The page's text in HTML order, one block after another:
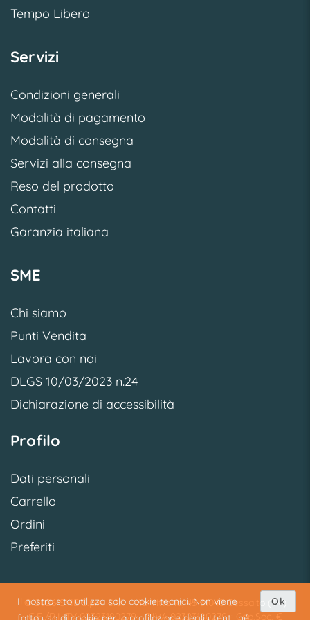
Il nostro sito utilizza solo cookie tecnici. Non viene
Ok
Tempo Libero
Servizi
Condizioni generali
Modalità di pagamento
Modalità di consegna
Servizi alla consegna
Reso del prodotto
Contatti
Garanzia italiana
SME
Chi siamo
Punti Vendita
Lavora con noi
DLGS 10/03/2023 n.24
Dichiarazione di accessibilità
Profilo
Dati personali
Carrello
Ordini
Preferiti
© 2026 SME S.p.A. S.U. - Via Vittoria, 45 31040 Cessalto (TV)
C.F./R.I. TV 02323180279 - P.IVA 02323180279 - Cap.Soc. €